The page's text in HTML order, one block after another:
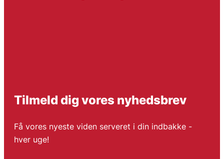
Tilmeld dig vores nyhedsbrev
Få vores nyeste viden serveret i din indbakke -
hver uge!